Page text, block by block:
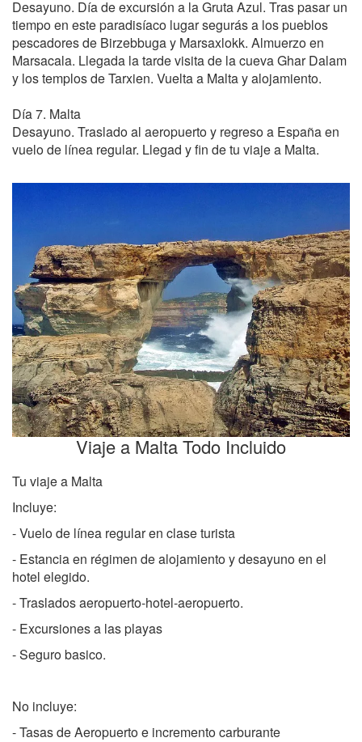
Desayuno. Día de excursión a la Gruta Azul. Tras pasar un
tiempo en este paradisíaco lugar segurás a los pueblos
pescadores de Birzebbuga y Marsaxlokk. Almuerzo en
Marsacala. Llegada la tarde visita de la cueva Ghar Dalam
y los templos de Tarxien. Vuelta a Malta y alojamiento.
Día 7. Malta
Desayuno. Traslado al aeropuerto y regreso a España en
vuelo de línea regular. Llegad y fin de tu viaje a Malta.
Viaje a Malta Todo Incluido
Tu viaje a Malta
Incluye:
- Vuelo de línea regular en clase turista
- Estancia en régimen de alojamiento y desayuno en el
hotel elegido.
- Traslados aeropuerto-hotel-aeropuerto.
- Excursiones a las playas
- Seguro basico.
No incluye:
- Tasas de Aeropuerto e incremento carburante